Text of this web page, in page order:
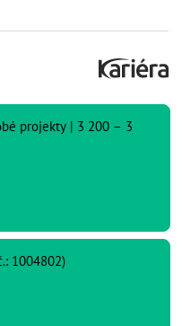
projekty | 3 200 – 3
1004802)